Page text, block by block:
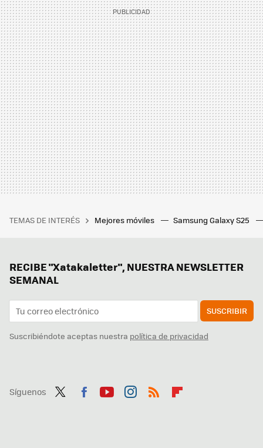
TEMAS DE INTERÉS Mejores móviles Samsung Galaxy S25
RECIBE "Xatakaletter", NUESTRA NEWSLETTER
SEMANAL
SUSCRIBIR
Suscribiéndote aceptas nuestra política de privacidad
Síguenos